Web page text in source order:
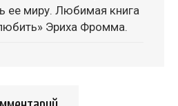
ее миру. Любимая книга
Эриха Фромма.